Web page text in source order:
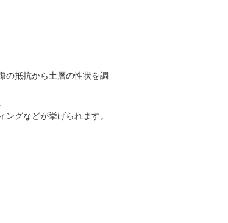
の抵抗から土層の性状を調
グなどが挙げられます。